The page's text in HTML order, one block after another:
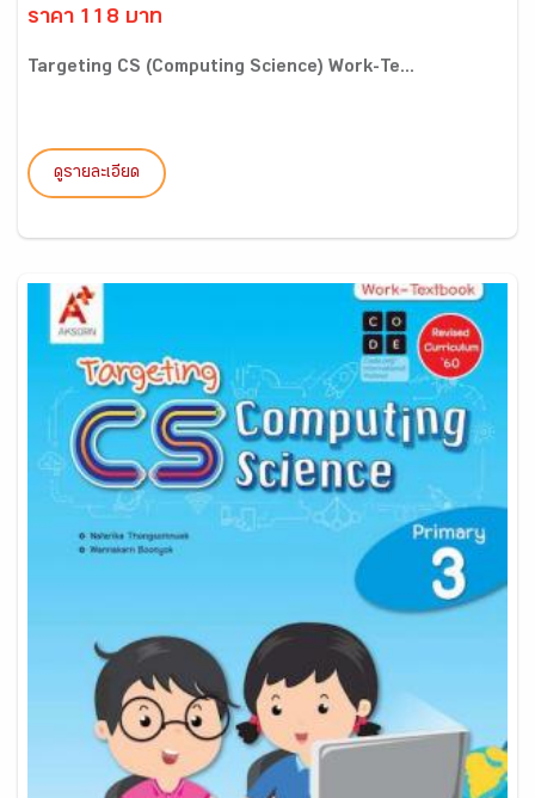
ราคา 118 บาท
Targeting CS (Computing Science) Work-Te...
ดูรายละเอียด